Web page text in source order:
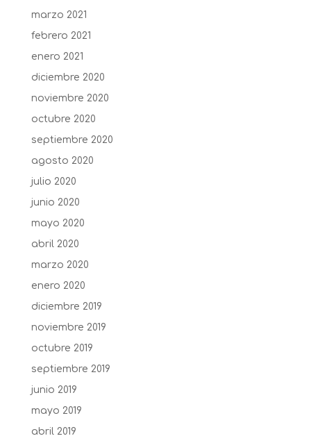
marzo 2021
febrero 2021
enero 2021
diciembre 2020
noviembre 2020
octubre 2020
septiembre 2020
agosto 2020
julio 2020
junio 2020
mayo 2020
abril 2020
marzo 2020
enero 2020
diciembre 2019
noviembre 2019
octubre 2019
septiembre 2019
junio 2019
mayo 2019
abril 2019